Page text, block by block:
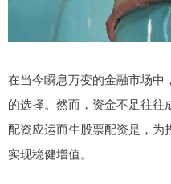
在当今瞬息万变的金融市场
的选择。然而，资金不足往
配资应运而生股票配资是，为
实现稳健增值。